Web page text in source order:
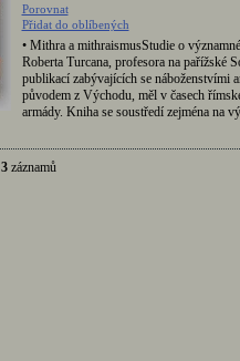
Porovnat
Přidat do oblíbených
• Mithra a mithraismusStudie o
Roberta Turcana, profesora na pařížské
publikací zabývajících se náboženstvími
původem z Východu, měl v časech
armády. Kniha se soustředí zejména na
3záznamů